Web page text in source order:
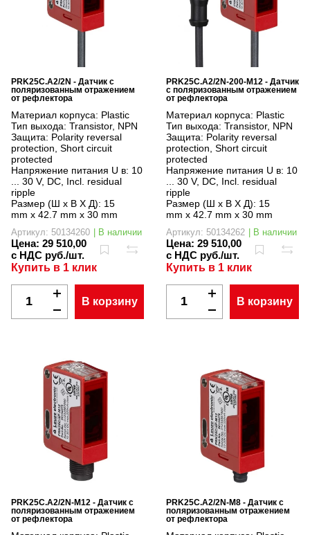
PRK25C.A2/2N - Датчик с
поляризованным отражением
от рефлектора
Материал корпуса: Plastic
Тип выхода: Transistor, NPN
Защита: Polarity reversal
protection, Short circuit
protected
Напряжение питания U в: 10
... 30 V, DC, Incl. residual
ripple
Размер (Ш x В X Д): 15
mm x 42.7 mm x 30 mm
Артикул: 50134260 | В наличии
Цена: 29 510,00
с НДС руб./шт.
Купить в 1 клик
В корзину
PRK25C.A2/2N-200-M12 - Датчик
с поляризованным отражением
от рефлектора
Материал корпуса: Plastic
Тип выхода: Transistor, NPN
Защита: Polarity reversal
protection, Short circuit
protected
Напряжение питания U в: 10
... 30 V, DC, Incl. residual
ripple
Размер (Ш x В X Д): 15
mm x 42.7 mm x 30 mm
Артикул: 50134262 | В наличии
Цена: 29 510,00
с НДС руб./шт.
Купить в 1 клик
В корзину
PRK25C.A2/2N-M12 - Датчик с
поляризованным отражением
от рефлектора
PRK25C.A2/2N-M8 - Датчик с
поляризованным отражением
от рефлектора